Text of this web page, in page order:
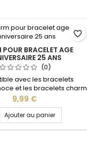
BRACELET AGE
25 ANS
(0)
avec les bracelets
et les bracelets charm
idéal pour : Noël, Saint
cadeau, fête
Prix
9,99 €
Ajouter au panier
favorite_border